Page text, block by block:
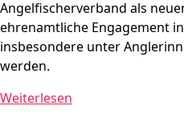
Angelfischerverband als
ehrenamtliche Engagement
insbesondere unter
werden.
Weiterlesen